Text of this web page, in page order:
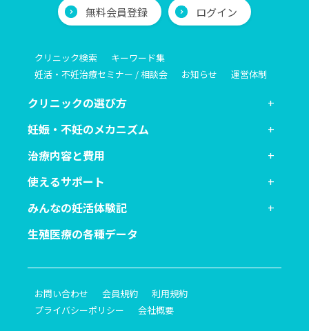
無料会員登録 ログイン
クリニック検索
キーワード集
妊活・不妊治療セミナー / 相談会
お知らせ 運営体制
クリニックの選び方
妊娠・不妊のメカニズム
治療内容と費用
使えるサポート
みんなの妊活体験記
生殖医療の各種データ
お問い合わせ 会員規約
利用規約
プライバシーポリシー
会社概要